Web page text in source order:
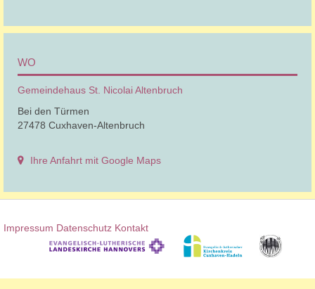
WO
Gemeindehaus St. Nicolai Altenbruch
Bei den Türmen
27478 Cuxhaven-Altenbruch
Ihre Anfahrt mit Google Maps
Impressum Datenschutz Kontakt